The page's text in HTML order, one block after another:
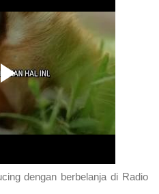
dengan berbelanja di Radio